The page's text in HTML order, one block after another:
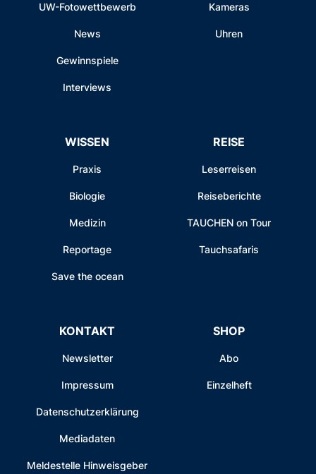
UW-Fotowettbewerb
News
Gewinnspiele
Interviews
Kameras
Uhren
WISSEN
Praxis
Biologie
Medizin
Reportage
Save the ocean
REISE
Leserreisen
Reiseberichte
TAUCHEN on Tour
Tauchsafaris
KONTAKT
Newsletter
Impressum
Datenschutzerklärung
Mediadaten
Meldestelle Hinweisgeber
SHOP
Abo
Einzelheft